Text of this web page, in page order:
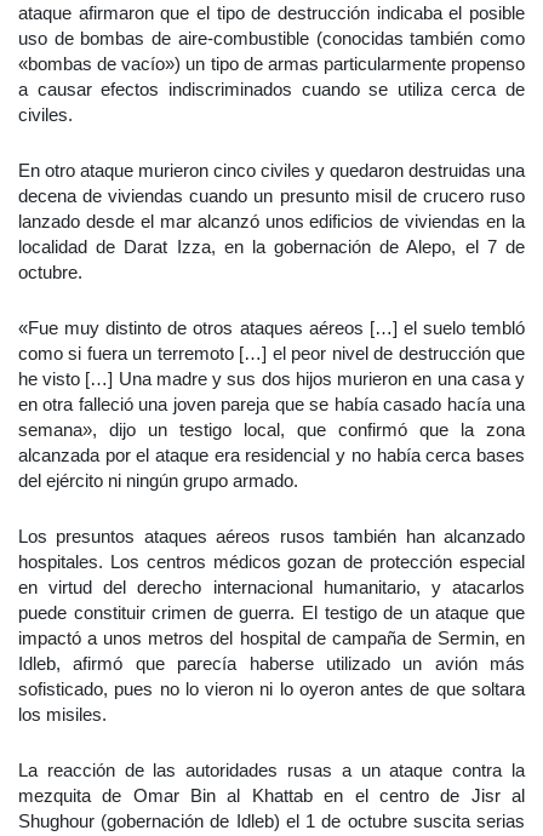
ataque afirmaron que el tipo de destrucción indicaba el posible
uso de bombas de aire-combustible (conocidas también como
«bombas de vacío») un tipo de armas particularmente propenso
a causar efectos indiscriminados cuando se utiliza cerca de
civiles.
En otro ataque murieron cinco civiles y quedaron destruidas una
decena de viviendas cuando un presunto misil de crucero ruso
lanzado desde el mar alcanzó unos edificios de viviendas en la
localidad de Darat Izza, en la gobernación de Alepo, el 7 de
octubre.
«Fue muy distinto de otros ataques aéreos […] el suelo tembló
como si fuera un terremoto […] el peor nivel de destrucción que
he visto […] Una madre y sus dos hijos murieron en una casa y
en otra falleció una joven pareja que se había casado hacía una
semana», dijo un testigo local, que confirmó que la zona
alcanzada por el ataque era residencial y no había cerca bases
del ejército ni ningún grupo armado.
Los presuntos ataques aéreos rusos también han alcanzado
hospitales. Los centros médicos gozan de protección especial
en virtud del derecho internacional humanitario, y atacarlos
puede constituir crimen de guerra. El testigo de un ataque que
impactó a unos metros del hospital de campaña de Sermin, en
Idleb, afirmó que parecía haberse utilizado un avión más
sofisticado, pues no lo vieron ni lo oyeron antes de que soltara
los misiles.
La reacción de las autoridades rusas a un ataque contra la
mezquita de Omar Bin al Khattab en el centro de Jisr al
Shughour (gobernación de Idleb) el 1 de octubre suscita serias